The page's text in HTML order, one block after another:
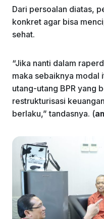
Dari persoalan diatas,
konkret agar bisa
sehat.
“Jika nanti dalam
maka sebaiknya modal
utang-utang BPR yang
restrukturisasi
berlaku,” tandasnya. (